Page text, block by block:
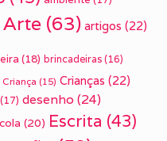
Arte (63) artigos (22)
(18) brincadeiras (16)
Criança (15) Crianças (22)
(17) desenho (24)
(20) Escrita (43)